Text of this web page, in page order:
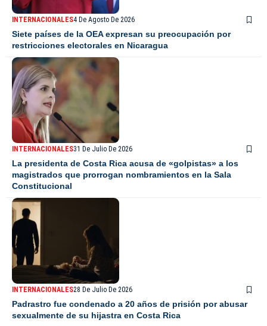
INTERNACIONALES4 De Agosto De 2026
Siete países de la OEA expresan su preocupación por
restricciones electorales en Nicaragua
INTERNACIONALES31 De Julio De 2026
La presidenta de Costa Rica acusa de «golpistas» a los
magistrados que prorrogan nombramientos en la Sala
Constitucional
INTERNACIONALES28 De Julio De 2026
Padrastro fue condenado a 20 años de prisión por abusar
sexualmente de su hijastra en Costa Rica